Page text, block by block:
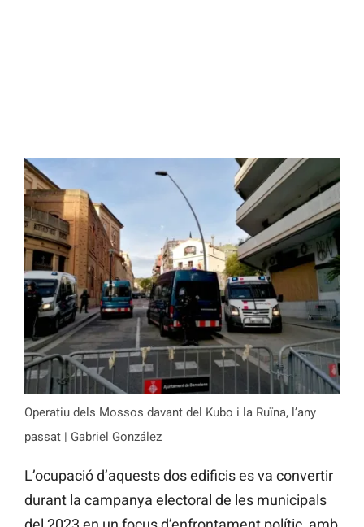
Operatiu dels Mossos davant del Kubo i la Ruïna, l’any
passat | Gabriel González
L’ocupació d’aquests dos edificis es va convertir
durant la campanya electoral de les municipals